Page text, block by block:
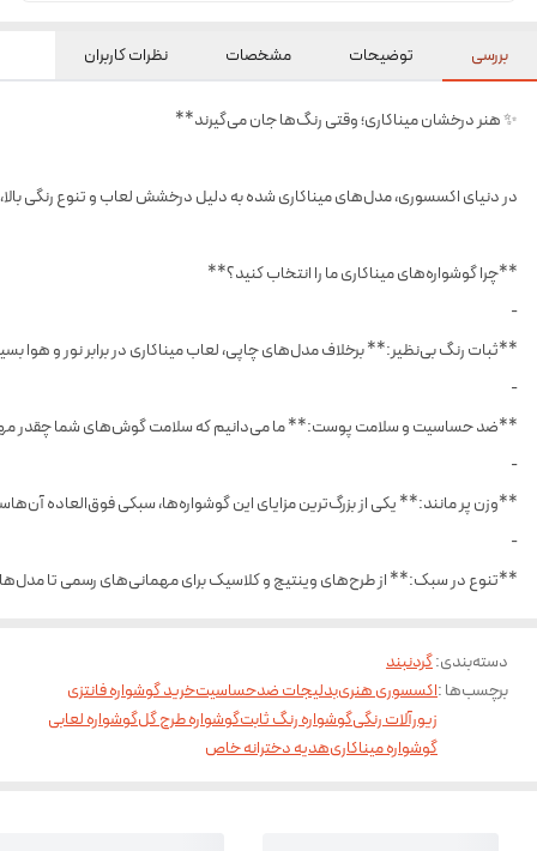
بررسی توضیحات مشخصات نظرات کاربران
✨ هنر درخشان میناکاری؛ وقتی رنگ‌ها جان می‌گیرند**
در دنیای اکسسوری، مدل‌های میناکاری شده به دلیل درخشش لعاب و تنوع رنگی
**چرا گوشواره‌های میناکاری ما را انتخاب کنید؟**
-
**ثبات رنگ بی‌نظیر:** برخلاف مدل‌های چاپی، لعاب میناکاری در برابر نور و
-
**ضد حساسیت و سلامت پوست:** ما می‌دانیم که سلامت گوش‌های شما چقدر مهم
-
**وزن پر مانند:** یکی از بزرگ‌ترین مزایای این گوشواره‌ها، سبکی فوق‌العاده
-
**تنوع در سبک:** از طرح‌های وینتیج و کلاسیک برای مهمانی‌های رسمی تا مدل‌های
دسته‌بندی:گردنبند
برچسب‌ها :اکسسوری هنریبدلیجات ضدحساسیتخرید گوشواره فانتزی
زیورآلات رنگیگوشواره رنگ ثابتگوشواره طرح گلگوشواره لعابی
گوشواره میناکاریهدیه دخترانه خاص